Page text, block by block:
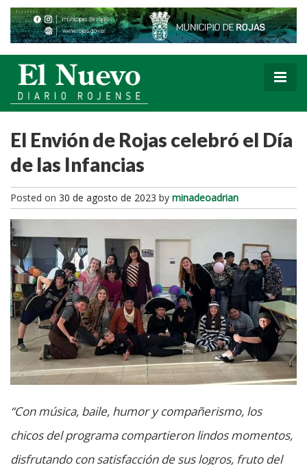
El Envión de Rojas celebró el Día
de las Infancias
Posted on 30 de agosto de 2023 by minadeoadrian
“Con música, baile, humor y compañerismo, los
chicos del programa compartieron lindos momentos,
disfrutando con satisfacción de sus logros, fruto del